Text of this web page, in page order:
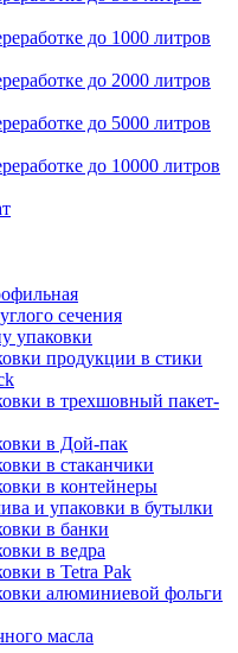
до 1000 литров
до 2000 литров
до 5000 литров
до 10000 литров
сечения
упаковки
продукции в стики
в трехшовный пакет-
в Дой-пак
в стаканчики
в контейнеры
и упаковки в бутылки
в банки
в ведра
в Tetra Pak
алюминиевой фольги
масла